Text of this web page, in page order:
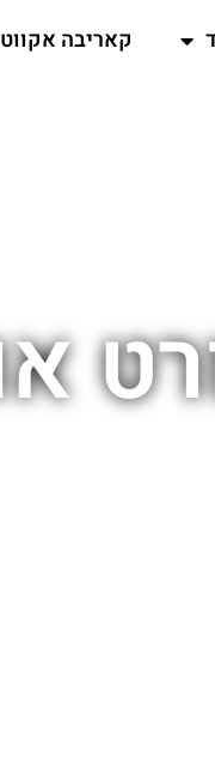
קאריבה